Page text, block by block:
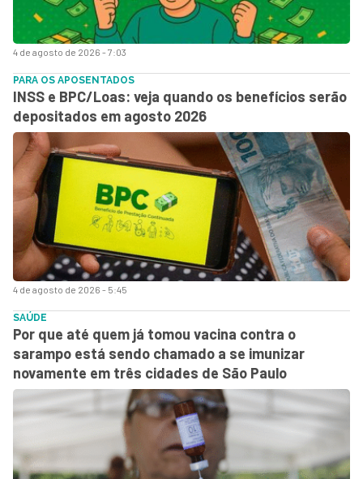
4 de agosto de 2026 - 7:03
4 de agosto de 2026 - 5:45
PARA OS APOSENTADOS
INSS e BPC/Loas: veja quando os benefícios serão
depositados em agosto 2026
SAÚDE
Por que até quem já tomou vacina contra o
sarampo está sendo chamado a se imunizar
novamente em três cidades de São Paulo